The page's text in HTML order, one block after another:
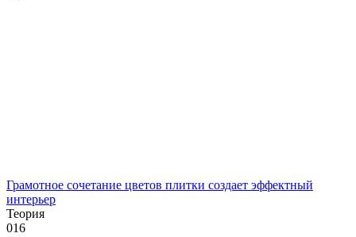
Грамотное сочетание цветов плитки создает эффектный
интерьер
Теория
016